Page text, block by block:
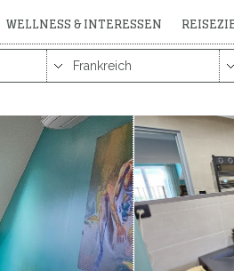
WELLNESS & INTERESSEN